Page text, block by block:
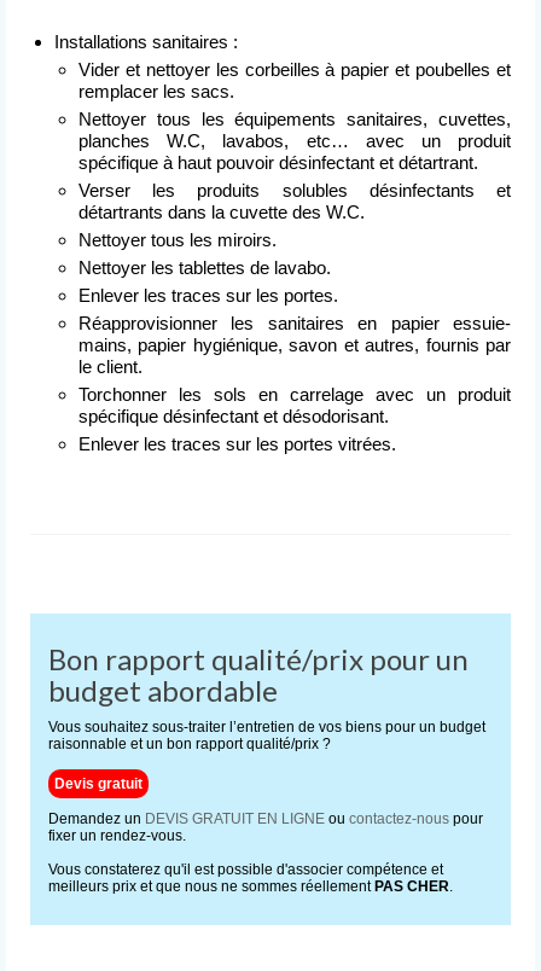
Installations sanitaires :
Vider et nettoyer les corbeilles à papier et poubelles et
remplacer les sacs.
Nettoyer tous les équipements sanitaires, cuvettes,
planches W.C, lavabos, etc… avec un produit
spécifique à haut pouvoir désinfectant et détartrant.
Verser les produits solubles désinfectants et
détartrants dans la cuvette des W.C.
Nettoyer tous les miroirs.
Nettoyer les tablettes de lavabo.
Enlever les traces sur les portes.
Réapprovisionner les sanitaires en papier essuie-
mains, papier hygiénique, savon et autres, fournis par
le client.
Torchonner les sols en carrelage avec un produit
spécifique désinfectant et désodorisant.
Enlever les traces sur les portes vitrées.
Bon rapport qualité/prix pour un
budget abordable
Vous souhaitez sous-traiter l’entretien de vos biens pour un budget
raisonnable et un bon rapport qualité/prix ?
Devis gratuit
Demandez un DEVIS GRATUIT EN LIGNE ou contactez-nous pour
fixer un rendez-vous.
Vous constaterez qu'il est possible d'associer compétence et
meilleurs prix et que nous ne sommes réellement PAS CHER.